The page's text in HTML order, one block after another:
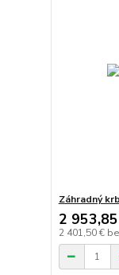
Záhradný
2
2 401,50 €